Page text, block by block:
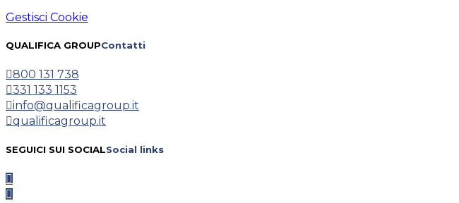
Gestisci Cookie
QUALIFICA GROUPContatti
800 131 738
331 133 1153
info@qualificagroup.it
qualificagroup.it
SEGUICI SUI SOCIALSocial links